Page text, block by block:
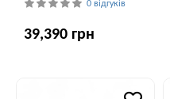
0 відгуків
39,390 грн